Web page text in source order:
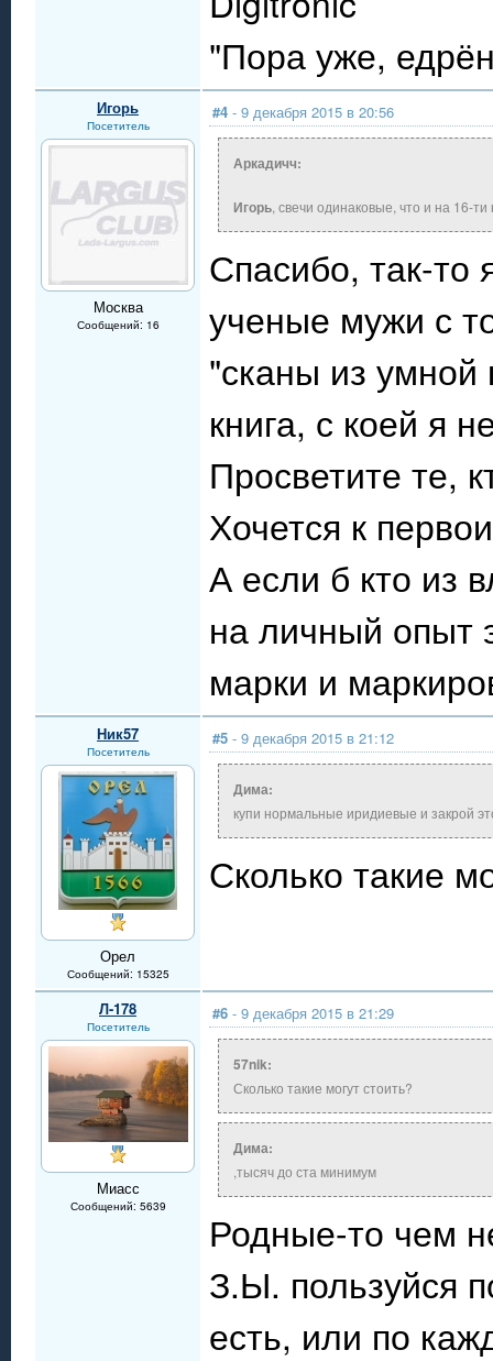
"Пора уже,
Игорь
Посетитель
Москва
Сообщений: 16
#4 - 9 декабря 2015 в 20:56
Аркадичч:
Игорь, свечи одинаковые, что и на 16-
Спасибо, так-то
ученые мужи с
"сканы из умной
книга, с коей я
Просветите те,
Хочется к
А если б кто из
на личный опыт
марки и
Ник57
Посетитель
Орел
Сообщений: 15325
#5 - 9 декабря 2015 в 21:12
Дима:
купи нормальные иридиевые и закрой
Сколько такие
Л-178
Посетитель
Миасс
Сообщений: 5639
#6 - 9 декабря 2015 в 21:29
57nik:
Сколько такие могут стоить?
Дима:
,тысяч до ста минимум
Родные-то чем
З.Ы. пользуйся
есть, или по